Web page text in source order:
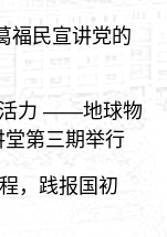
福民宣讲党的
活力 ——地球物
堂第三期举行
，践报国初